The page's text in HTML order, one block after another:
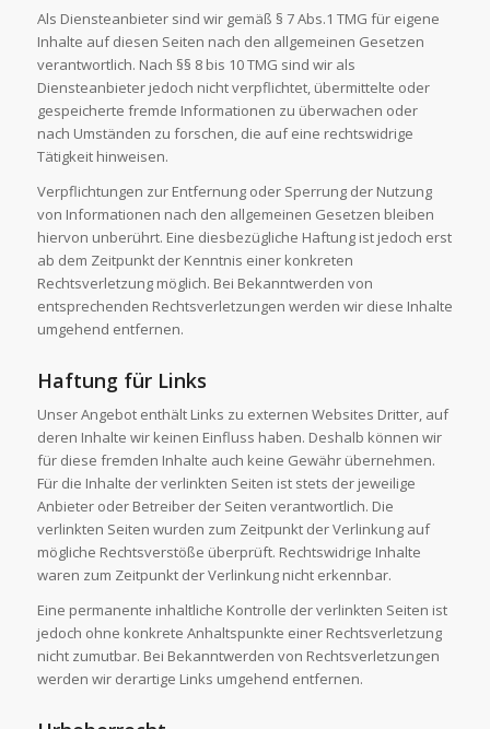
Als Diensteanbieter sind wir gemäß § 7 Abs.1 TMG für eigene
Inhalte auf diesen Seiten nach den allgemeinen Gesetzen
verantwortlich. Nach §§ 8 bis 10 TMG sind wir als
Diensteanbieter jedoch nicht verpflichtet, übermittelte oder
gespeicherte fremde Informationen zu überwachen oder
nach Umständen zu forschen, die auf eine rechtswidrige
Tätigkeit hinweisen.
Verpflichtungen zur Entfernung oder Sperrung der Nutzung
von Informationen nach den allgemeinen Gesetzen bleiben
hiervon unberührt. Eine diesbezügliche Haftung ist jedoch erst
ab dem Zeitpunkt der Kenntnis einer konkreten
Rechtsverletzung möglich. Bei Bekanntwerden von
entsprechenden Rechtsverletzungen werden wir diese Inhalte
umgehend entfernen.
Haftung für Links
Unser Angebot enthält Links zu externen Websites Dritter, auf
deren Inhalte wir keinen Einfluss haben. Deshalb können wir
für diese fremden Inhalte auch keine Gewähr übernehmen.
Für die Inhalte der verlinkten Seiten ist stets der jeweilige
Anbieter oder Betreiber der Seiten verantwortlich. Die
verlinkten Seiten wurden zum Zeitpunkt der Verlinkung auf
mögliche Rechtsverstöße überprüft. Rechtswidrige Inhalte
waren zum Zeitpunkt der Verlinkung nicht erkennbar.
Eine permanente inhaltliche Kontrolle der verlinkten Seiten ist
jedoch ohne konkrete Anhaltspunkte einer Rechtsverletzung
nicht zumutbar. Bei Bekanntwerden von Rechtsverletzungen
werden wir derartige Links umgehend entfernen.